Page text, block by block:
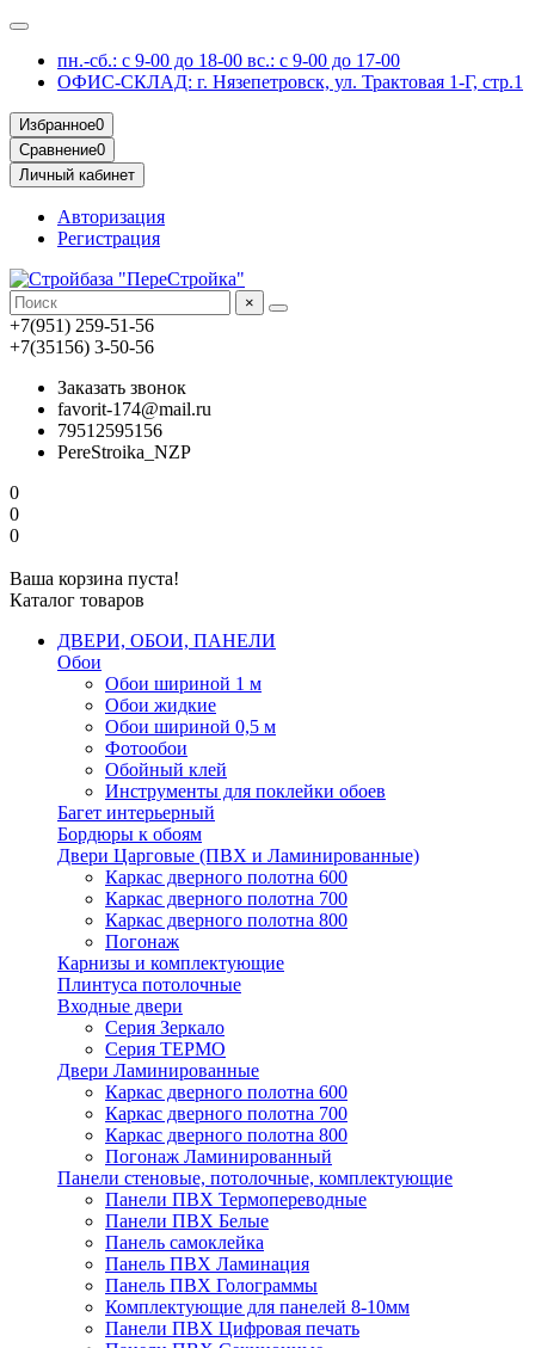
пн.-сб.: с 9-00 до 18-00 вс.: с 9-00 до 17-00
ОФИС-СКЛАД: г. Нязепетровск, ул. Трактовая 1-Г, стр.1
Избранное0
Сравнение0
Личный кабинет
Авторизация
Регистрация
×
+7(951) 259-51-56
+7(35156) 3-50-56
Заказать звонок
favorit-174@mail.ru
79512595156
PereStroika_NZP
0
0
0
Ваша корзина пуста!
Каталог товаров
ДВЕРИ, ОБОИ, ПАНЕЛИ
Обои
Обои шириной 1 м
Обои жидкие
Обои шириной 0,5 м
Фотообои
Обойный клей
Инструменты для поклейки обоев
Багет интерьерный
Бордюры к обоям
Двери Царговые (ПВХ и Ламинированные)
Каркас дверного полотна 600
Каркас дверного полотна 700
Каркас дверного полотна 800
Погонаж
Карнизы и комплектующие
Плинтуса потолочные
Входные двери
Серия Зеркало
Серия ТЕРМО
Двери Ламинированные
Каркас дверного полотна 600
Каркас дверного полотна 700
Каркас дверного полотна 800
Погонаж Ламинированный
Панели стеновые, потолочные, комплектующие
Панели ПВХ Термопереводные
Панели ПВХ Белые
Панель самоклейка
Панель ПВХ Ламинация
Панель ПВХ Голограммы
Комплектующие для панелей 8-10мм
Панели ПВХ Цифровая печать